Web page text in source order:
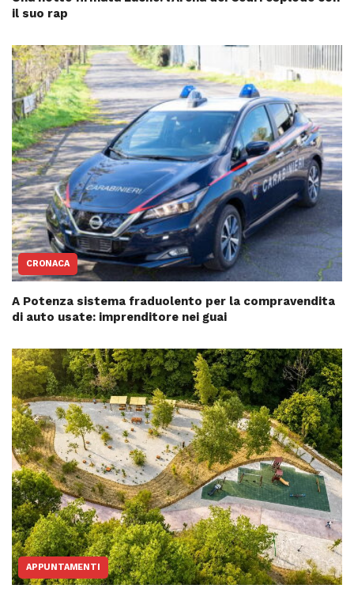
il suo rap
CRONACA
A Potenza sistema fraduolento per la compravendita
di auto usate: imprenditore nei guai
APPUNTAMENTI